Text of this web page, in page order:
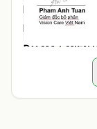
hợp nhất với
phong cách
ĐO MẮT MIỄN
TPHCM hơn
móc hiện đại &